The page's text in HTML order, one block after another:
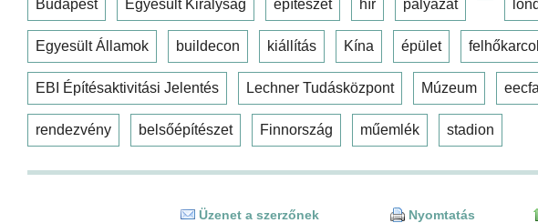
Budapest Egyesült Királyság építészet hír pályázat
Egyesült Államok buildecon kiállítás Kína épület
EBI Építésaktivitási Jelentés Lechner Tudásközpont Múzeum eecfa
rendezvény belsőépítészet Finnország műemlék stadion
Üzenet a szerzőnek Nyomtatás